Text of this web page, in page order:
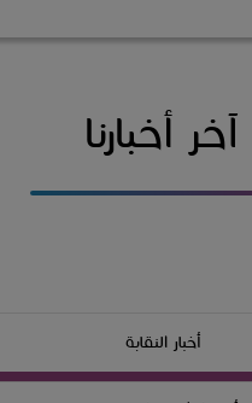
آخر أخبارنا
أخبار النقابة